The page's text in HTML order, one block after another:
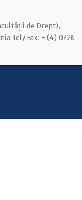
de Drept),
Tel/Fax: + (4) 0726